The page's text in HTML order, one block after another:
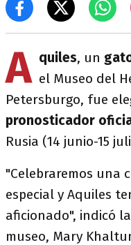
A quiles, un
el Museo del
Petersburgo, fue
pronosticador
Rusia (14 junio-15
"Celebraremos una
especial y Aquiles
aficionado", indicó
museo, Mary